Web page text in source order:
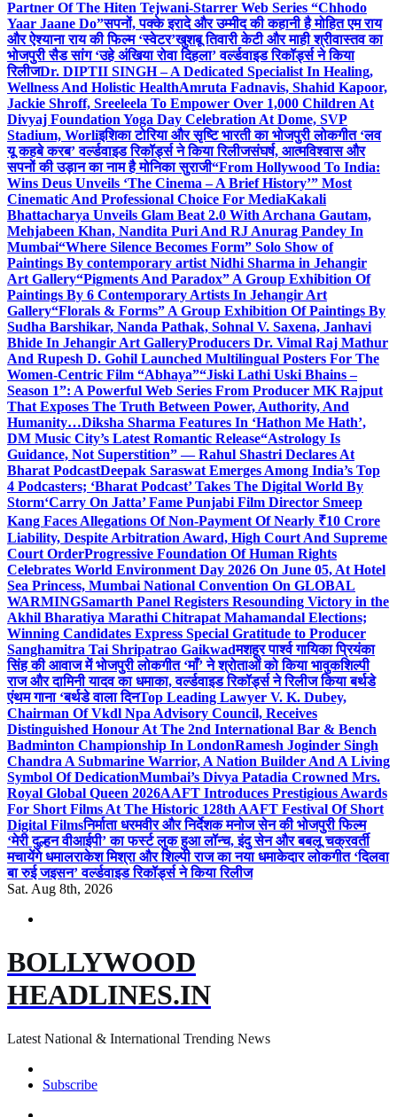
Partner Of The Hiten Tejwani-Starrer Web Series “Chhodo
Yaar Jaane Do”सपनों, पक्के इरादे और उम्मीद की कहानी है मोहित एम राय
और ऐश्याना राय की फिल्म ‘स्वेटर’खुशबू तिवारी केटी और माही श्रीवास्तव का
भोजपुरी सैड सांग ‘उहे अंखिया रोवा दिहला’ वर्ल्डवाइड रिकॉर्ड्स ने किया
रिलीजDr. DIPTII SINGH – A Dedicated Specialist In Healing,
Wellness And Holistic HealthAmruta Fadnavis, Shahid Kapoor,
Jackie Shroff, Sreeleela To Empower Over 1,000 Children At
Divyaj Foundation Yoga Day Celebration At Dome, SVP
Stadium, Worliइशिका टोरिया और सृष्टि भारती का भोजपुरी लोकगीत ‘लव
यू कहबे करब’ वर्ल्डवाइड रिकॉर्ड्स ने किया रिलीजसंघर्ष, आत्मविश्वास और
सपनों की उड़ान का नाम है मोनिका सुराजी“From Hollywood To India:
Wins Deus Unveils ‘The Cinema – A Brief History’” Most
Cinematic And Professional Choice For MediaKakali
Bhattacharya Unveils Glam Beat 2.0 With Archana Gautam,
Mehjabeen Khan, Nandita Puri And RJ Anurag Pandey In
Mumbai“Where Silence Becomes Form” Solo Show of
Paintings By contemporary artist Nidhi Sharma in Jehangir
Art Gallery“Pigments And Paradox” A Group Exhibition Of
Paintings By 6 Contemporary Artists In Jehangir Art
Gallery“Florals & Forms” A Group Exhibition Of Paintings By
Sudha Barshikar, Nanda Pathak, Sohnal V. Saxena, Janhavi
Bhide In Jehangir Art GalleryProducers Dr. Vimal Raj Mathur
And Rupesh D. Gohil Launched Multilingual Posters For The
Women-Centric Film “Abhaya”“Jiski Lathi Uski Bhains –
Season 1”: A Powerful Web Series From Producer MK Rajput
That Exposes The Truth Between Power, Authority, And
Humanity…Diksha Sharma Features In ‘Hathon Me Hath’,
DM Music City’s Latest Romantic Release“Astrology Is
Guidance, Not Superstition” — Rahul Shastri Declares At
Bharat PodcastDeepak Saraswat Emerges Among India’s Top
4 Podcasters; ‘Bharat Podcast’ Takes The Digital World By
Storm‘Carry On Jatta’ Fame Punjabi Film Director Smeep
Kang Faces Allegations Of Non-Payment Of Nearly ₹10 Crore
Liability, Despite Arbitration Award, High Court And Supreme
Court OrderProgressive Foundation Of Human Rights
Celebrates World Environment Day 2026 On June 05, At Hotel
Sea Princess, Mumbai National Convention On GLOBAL
WARMINGSamarth Panel Registers Resounding Victory in the
Akhil Bharatiya Marathi Chitrapat Mahamandal Elections;
Winning Candidates Express Special Gratitude to Producer
Sanghamitra Tai Shripatrao Gaikwadमशहूर पार्श्व गायिका प्रियंका
सिंह की आवाज में भोजपुरी लोकगीत ‘माँ’ ने श्रोताओं को किया भावुकशिल्पी
राज और दामिनी यादव का धमाका, वर्ल्डवाइड रिकॉर्ड्स ने रिलीज किया बर्थडे
एंथम गाना ‘बर्थडे वाला दिनTop Leading Lawyer V. K. Dubey,
Chairman Of Vkdl Npa Advisory Council, Receives
Distinguished Honour At The 2nd International Bar & Bench
Badminton Championship In LondonRamesh Joginder Singh
Chandra A Submarine Warrior, A Nation Builder And A Living
Symbol Of DedicationMumbai’s Divya Patadia Crowned Mrs.
Royal Global Queen 2026AAFT Introduces Prestigious Awards
For Short Films At The Historic 128th AAFT Festival Of Short
Digital Filmsनिर्माता धरमवीर और निर्देशक मनोज सेन की भोजपुरी फिल्म
‘मेरी दुल्हन वीआईपी’ का फर्स्ट लुक हुआ लॉन्च, इंदु सेन और बबलू चक्रवर्ती
मचायेंगे धमालराकेश मिश्रा और शिल्पी राज का नया धमाकेदार लोकगीत ‘दिलवा
बा रुई जइसन’ वर्ल्डवाइड रिकॉर्ड्स ने किया रिलीज
Sat. Aug 8th, 2026
BOLLYWOOD
HEADLINES.IN
Latest National & International Trending News
Subscribe